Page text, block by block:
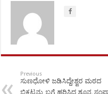
Previous
ಸುಣಧೋಳಿ ಜಡಿಸಿದ್ದೇಶ್ವರ ಮಠದ
ಬಿಕ್ಕಟ್ಟನ್ನು ಬಗೆ ಹರಿಸಿದ ಶೂನ್ಯ